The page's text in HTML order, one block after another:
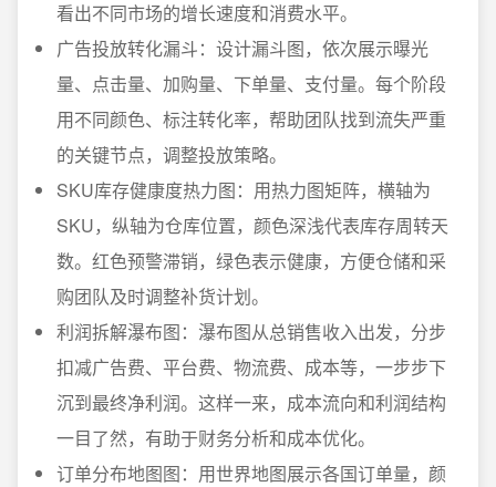
看出不同市场的增长速度和消费水平。
广告投放转化漏斗：设计漏斗图，依次展示曝光
量、点击量、加购量、下单量、支付量。每个阶段
用不同颜色、标注转化率，帮助团队找到流失严重
的关键节点，调整投放策略。
SKU库存健康度热力图：用热力图矩阵，横轴为
SKU，纵轴为仓库位置，颜色深浅代表库存周转天
数。红色预警滞销，绿色表示健康，方便仓储和采
购团队及时调整补货计划。
利润拆解瀑布图：瀑布图从总销售收入出发，分步
扣减广告费、平台费、物流费、成本等，一步步下
沉到最终净利润。这样一来，成本流向和利润结构
一目了然，有助于财务分析和成本优化。
订单分布地图图：用世界地图展示各国订单量，颜